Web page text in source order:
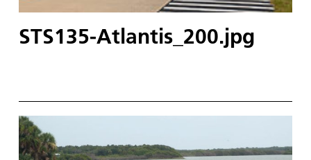
STS135-Atlantis_200.jpg